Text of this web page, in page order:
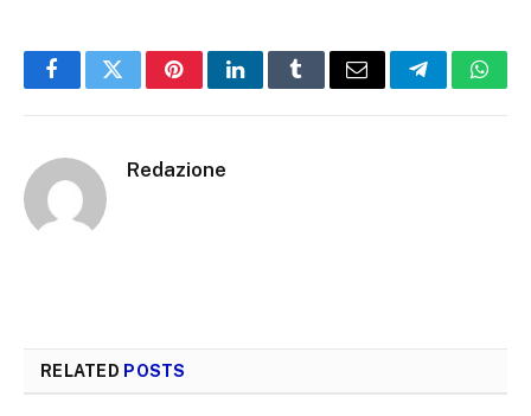
FacebookTwitterPinterestLinkedInTumblrEmail Telegram
Redazione
RELATED POSTS